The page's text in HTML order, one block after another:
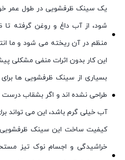
یک سینک ظرفشویی در طول عمر
شود، از آب داغ و روغن گرفته تا
منظم در آن ریخته می شود و ما
این کار بدون اثرات منفی مشکلی
بسیاری از سینک ظرفشویی ها
طراحی نشده اند و اگر بشقاب درست
آب خیلی گرم باشد، این می تواند
کیفیت ساخت این سینک ظرفشویی
خراشیدگی و اجسام نوک تیز